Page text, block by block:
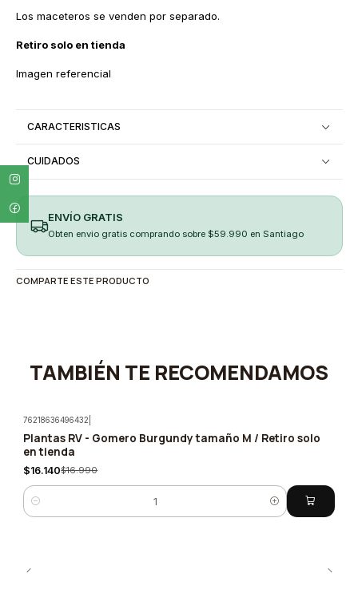
Los maceteros se venden por separado.
Retiro solo en tienda
Imagen referencial
CARACTERISTICAS
CUIDADOS
ENVÍO GRATIS
Obten envio gratis comprando sobre $59.990 en Santiago
COMPARTE ESTE PRODUCTO
TAMBIÉN TE RECOMENDAMOS
-5%
76218636496432
Plantas RV - Gomero Burgundy tamaño M / Retiro solo
en tienda
$16.140$16.990
Cantidad